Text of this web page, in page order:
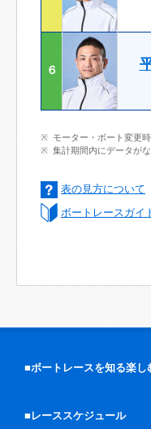
６
モーター・ボート変更
集計期間内にデータが
表の見方について
ボートレースガイ
■ボートレースを知る楽し
■レーススケジュール